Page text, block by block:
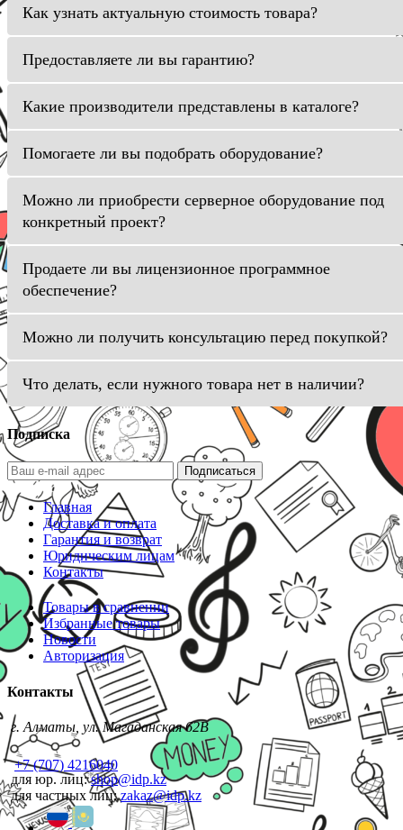
Как узнать актуальную стоимость товара?
Предоставляете ли вы гарантию?
Какие производители представлены в каталоге?
Помогаете ли вы подобрать оборудование?
Можно ли приобрести серверное оборудование под
конкретный проект?
Продаете ли вы лицензионное программное
обеспечение?
Можно ли получить консультацию перед покупкой?
Что делать, если нужного товара нет в наличии?
Подписка
Подписаться
Главная
Доставка и оплата
Гарантия и возврат
Юридическим лицам
Контакты
Товары в сравнении
Избранные товары
Новости
Авторизация
Контакты
г. Алматы, ул. Магаданская 62В
+7 (707) 4216040
для юр. лиц:shop@idp.kz
для частных лиц:zakaz@idp.kz